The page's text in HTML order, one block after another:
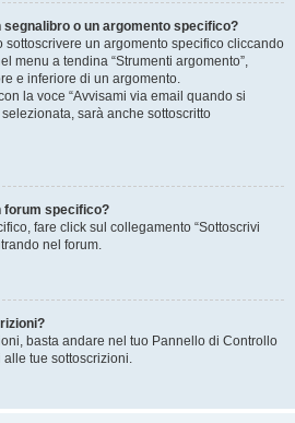
o un argomento specifico?
un argomento specifico cliccando
menu a tendina “Strumenti argomento”,
e inferiore di un argomento.
la voce “Avvisami via email quando si
sarà anche sottoscritto
forum specifico?
fare click sul collegamento “Sottoscrivi
nel forum.
basta andare nel tuo Pannello di Controllo
tue sottoscrizioni.